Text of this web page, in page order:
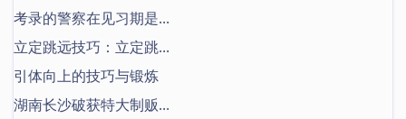
考录的警察在见习期是...
立定跳远技巧：立定跳...
引体向上的技巧与锻炼
湖南长沙破获特大制贩...